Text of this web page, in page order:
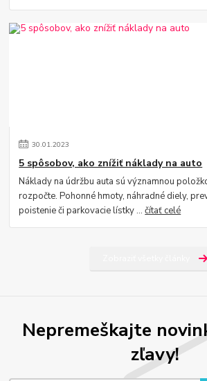
30.01.2023
5 spôsobov, ako znížiť náklady na auto
Náklady na údržbu auta sú významnou
rozpočte. Pohonné hmoty, náhradné diely,
poistenie či parkovacie lístky ...čítať celé
Nepremeškajte
zľavy!